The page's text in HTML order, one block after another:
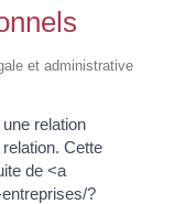
et administrative
relation
Cette
de <a
?